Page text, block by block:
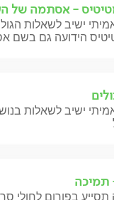
- אסתמה של
ישיב לשאלות
הידועה גם בשם
ישיב לשאלות
תמיכה
בפורום לחולי